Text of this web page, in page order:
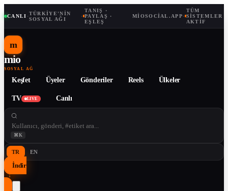
CANLI ·TÜRKIYE'NIN
SOSYAL AĞI
·
TANIŞ ·
PAYLAŞ ·
EŞLEŞ
MIOSOCIAL.APP·
TÜM
SISTEMLER
AKTIF
m
mio
SOSYAL AĞ
Keşfet Üyeler Gönderiler Reels Ülkeler
TV LIVE Canlı
⌘K
TR EN
İndir
↓